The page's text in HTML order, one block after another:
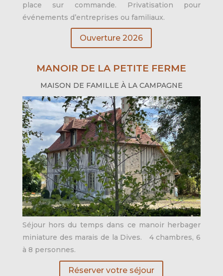
place sur commande. Privatisation pour
événements d’entreprises ou familiaux.
Ouverture 2026
MANOIR DE LA PETITE FERME
MAISON DE FAMILLE À LA CAMPAGNE
Séjour hors du temps dans ce manoir herbager
miniature des marais de la Dives. 4 chambres, 6
à 8 personnes.
Réserver votre séjour